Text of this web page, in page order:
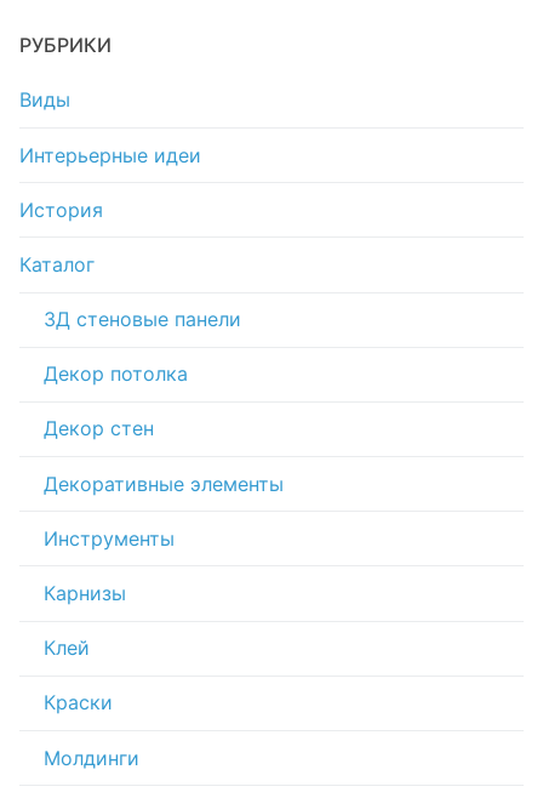
РУБРИКИ
Виды
Интерьерные идеи
История
Каталог
3Д стеновые панели
Декор потолка
Декор стен
Декоративные элементы
Инструменты
Карнизы
Клей
Краски
Молдинги